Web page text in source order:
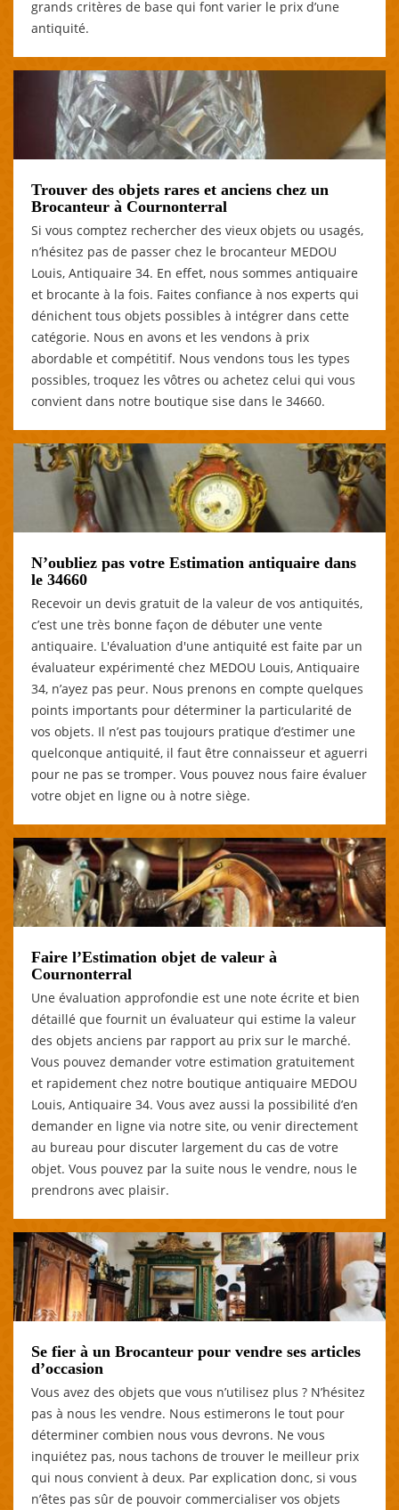
grands critères de base qui font varier le prix d’une
antiquité.
Trouver des objets rares et anciens chez un
Brocanteur à Cournonterral
Si vous comptez rechercher des vieux objets ou usagés,
n’hésitez pas de passer chez le brocanteur MEDOU
Louis, Antiquaire 34. En effet, nous sommes antiquaire
et brocante à la fois. Faites confiance à nos experts qui
dénichent tous objets possibles à intégrer dans cette
catégorie. Nous en avons et les vendons à prix
abordable et compétitif. Nous vendons tous les types
possibles, troquez les vôtres ou achetez celui qui vous
convient dans notre boutique sise dans le 34660.
N’oubliez pas votre Estimation antiquaire dans
le 34660
Recevoir un devis gratuit de la valeur de vos antiquités,
c’est une très bonne façon de débuter une vente
antiquaire. L'évaluation d'une antiquité est faite par un
évaluateur expérimenté chez MEDOU Louis, Antiquaire
34, n’ayez pas peur. Nous prenons en compte quelques
points importants pour déterminer la particularité de
vos objets. Il n’est pas toujours pratique d’estimer une
quelconque antiquité, il faut être connaisseur et aguerri
pour ne pas se tromper. Vous pouvez nous faire évaluer
votre objet en ligne ou à notre siège.
Faire l’Estimation objet de valeur à
Cournonterral
Une évaluation approfondie est une note écrite et bien
détaillé que fournit un évaluateur qui estime la valeur
des objets anciens par rapport au prix sur le marché.
Vous pouvez demander votre estimation gratuitement
et rapidement chez notre boutique antiquaire MEDOU
Louis, Antiquaire 34. Vous avez aussi la possibilité d’en
demander en ligne via notre site, ou venir directement
au bureau pour discuter largement du cas de votre
objet. Vous pouvez par la suite nous le vendre, nous le
prendrons avec plaisir.
Se fier à un Brocanteur pour vendre ses articles
d’occasion
Vous avez des objets que vous n’utilisez plus ? N’hésitez
pas à nous les vendre. Nous estimerons le tout pour
déterminer combien nous vous devrons. Ne vous
inquiétez pas, nous tachons de trouver le meilleur prix
qui nous convient à deux. Par explication donc, si vous
n’êtes pas sûr de pouvoir commercialiser vos objets